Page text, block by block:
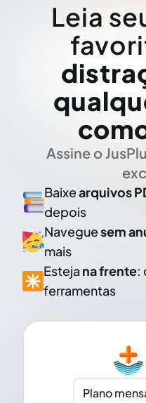
Leia
Assine o
Baixearquivos
depois
Naveguesem
mais
Esteja na frente:
ferramentas
Plano